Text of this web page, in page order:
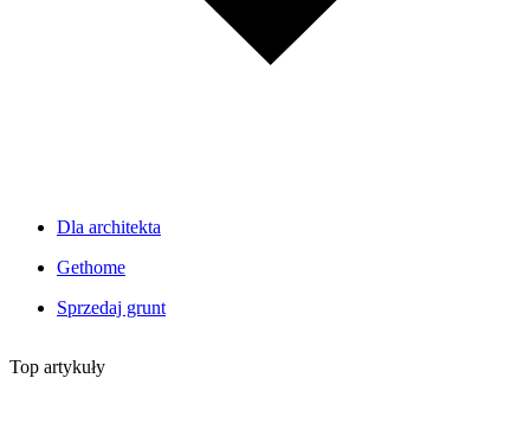
Dla architekta
Gethome
Sprzedaj grunt
Top artykuły